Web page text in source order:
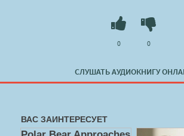
СЛУШАТЬ АУДИОКНИГУ
0 0